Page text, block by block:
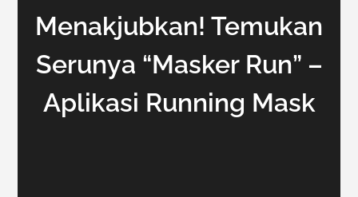
Menakjubkan! Temukan
Serunya “Masker Run” –
Aplikasi Running Mask